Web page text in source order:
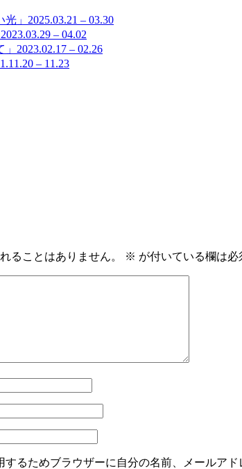
光」2025.03.21 – 03.30
– 04.02
2023.02.17 – 02.26
– 11.23
ることはありません。 ※ が付いている欄は必
するためブラウザーに自分の名前、メールアド